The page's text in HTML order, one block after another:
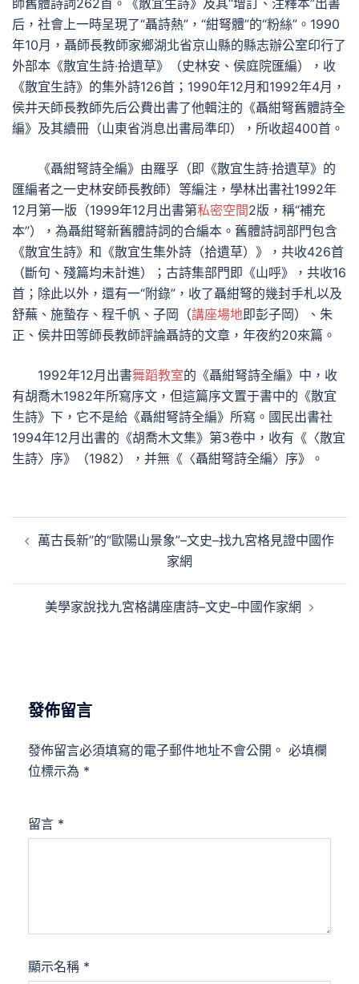
師舊體詩詞262首。《散宜生詩》及其“增訂、注釋本”出書
后，社會上一時呈現了“聶詩熱”，“紺弩體”的“粉絲”。1990
年10月，聶師長教師家鄉湖北省京山縣的縣志辦公室印行了
外部本《散宜生詩·拾遺草》（史林安、侯庭院匯編），收
《散宜生詩》的集外詩126首；1990年12月和1992年4月，
侯井天師長教師先后公費出書了他輯注的《聶紺弩舊體詩全
編》及其續冊（山東省消息出書局準印），所收超400首。
《聶紺弩詩全編》由羅孚（即《散宜生詩·拾遺草》的
匯編者之一史林安師長教師）等編注，學林出書社1992年
12月第一版（1999年12月出書第私密空間2版，稱“補充
本”），為聶紺弩新舊體詩詞的合編本。舊體詩詞部門包含
《散宜生詩》和《散宜生集外詩（拾遺草）》，共收426首
（斷句、殘篇均未計進）；古詩集部門即《山呼》，共收16
首；除此以外，還有一“附錄”，收了聶紺弩的幾封手札以及
舒蕪、施蟄存、程千帆、子岡（講座場地即彭子岡）、朱
正、侯井田等師長教師評論聶詩的文章，年夜約20來篇。
1992年12月出書舞蹈教室的《聶紺弩詩全編》中，收
有胡喬木1982年所寫序文，但這篇序文置于書中的《散宜
生詩》下，它不是給《聶紺弩詩全編》所寫。國民出書社
1994年12月出書的《胡喬木文集》第3卷中，收有《〈散宜
生詩〉序》（1982），并無《〈聶紺弩詩全編〉序》。
章 萬古長新”的“歐陽山景象”–文史–找九宮格見證中國作
家網
美學家說找九宮格講座唐詩–文史–中國作家網
發佈留言
發佈留言必須填寫的電子郵件地址不會公開。 必填欄
位標示為 *
留言 *
顯示名稱 *